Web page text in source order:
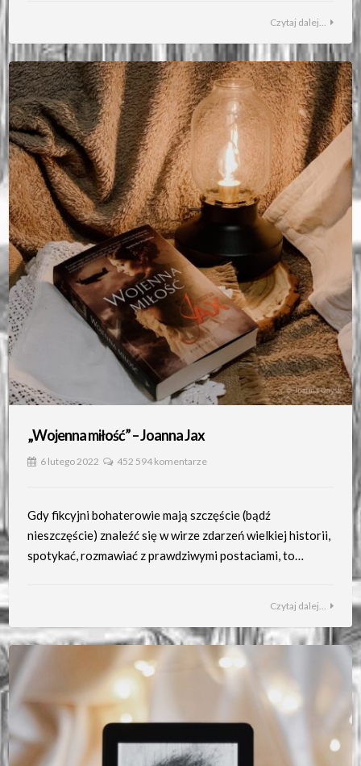
Czytaj dalej...
„Wojenna miłość” – Joanna Jax
6 lutego 2022 452 594 komentarze
Gdy fikcyjni bohaterowie mają szczęście (bądź
nieszczęście) znaleźć się w wirze zdarzeń wielkiej historii,
spotykać, rozmawiać z prawdziwymi postaciami, to…
Czytaj dalej...